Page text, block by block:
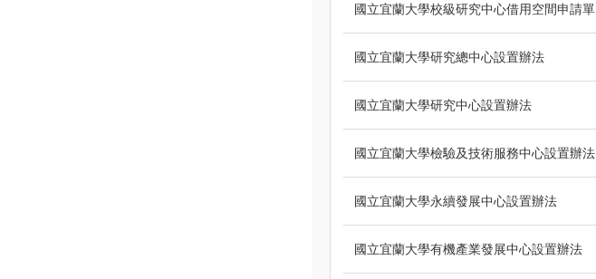
國立宜蘭大學校級研究中心借用空間申請單
國立宜蘭大學研究總中心設置辦法
國立宜蘭大學研究中心設置辦法
國立宜蘭大學檢驗及技術服務中心設置辦法
國立宜蘭大學永續發展中心設置辦法
國立宜蘭大學有機產業發展中心設置辦法